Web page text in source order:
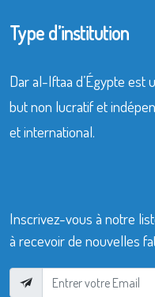
Type d’institution
Dar al-Iftaa d’Égypte
but non lucratif et
et international.
Inscrivez-vous à notre
à recevoir de nouvelles